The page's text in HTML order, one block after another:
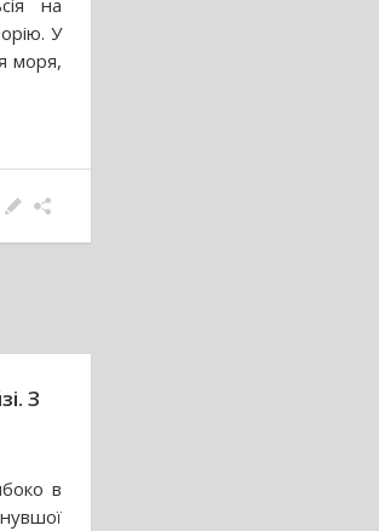
на
У
моря,
З
в